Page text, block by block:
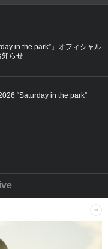
in the park”』オフィシャル
知らせ
“Saturday in the park”